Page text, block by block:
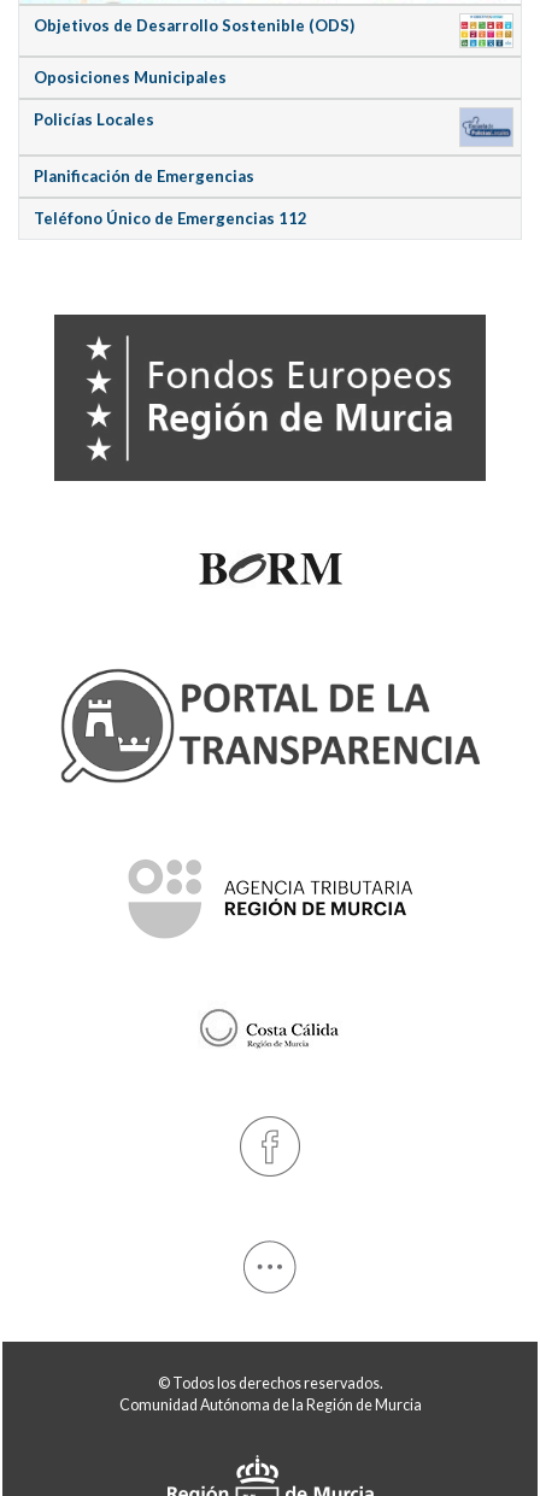
Objetivos de Desarrollo Sostenible (ODS)
Oposiciones Municipales
Policías Locales
Planificación de Emergencias
Teléfono Único de Emergencias 112
© Todos los derechos reservados.
Comunidad Autónoma de la Región de Murcia